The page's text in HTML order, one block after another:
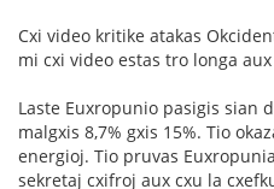
Cxi video kritike atakas
mi cxi video estas tro longa
Laste Euxropunio pasigis sian
malgxis 8,7% gxis 15%. Tio
energioj. Tio pruvas
sekretaj cxifroj aux cxu la